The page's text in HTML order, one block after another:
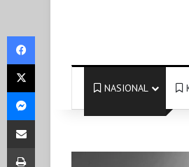
NASIONAL
Facebook
X
Messenger
Share via Email